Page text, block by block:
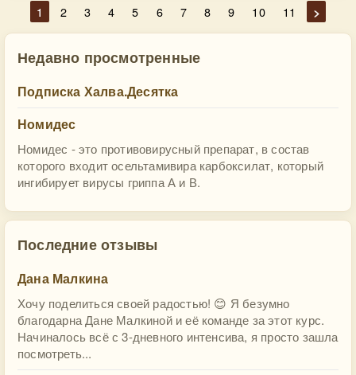
1 2 3 4 5 6 7 8 9 10 11 >
Недавно просмотренные
Подписка Халва.Десятка
Номидес
Номидес - это противовирусный препарат, в состав
которого входит осельтамивира карбоксилат, который
ингибирует вирусы гриппа А и В.
Последние отзывы
Дана Малкина
Хочу поделиться своей радостью! 😊 Я безумно
благодарна Дане Малкиной и её команде за этот курс.
Начиналось всё с 3-дневного интенсива, я просто зашла
посмотреть...